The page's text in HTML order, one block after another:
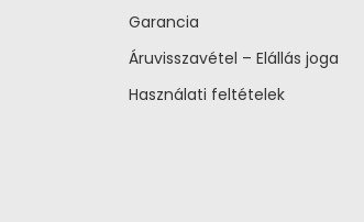
Garancia
Áruvisszavétel – Elállás joga
Használati feltételek